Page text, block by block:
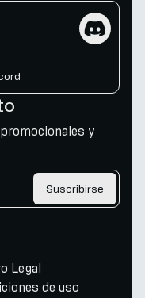
y
Suscribirse
Legal
de uso